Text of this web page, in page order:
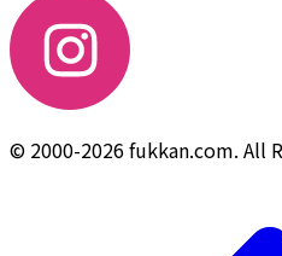
© 2000-2026 fukkan.com. All